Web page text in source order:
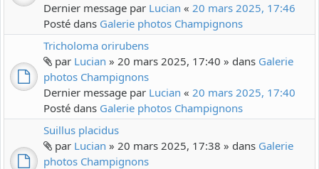
Dernier message par Lucian « 20 mars 2025, 17:46
Posté dans Galerie photos Champignons
Tricholoma orirubens
par Lucian » 20 mars 2025, 17:40 » dans Galerie
photos Champignons
Dernier message par Lucian « 20 mars 2025, 17:40
Posté dans Galerie photos Champignons
Suillus placidus
par Lucian » 20 mars 2025, 17:38 » dans Galerie
photos Champignons